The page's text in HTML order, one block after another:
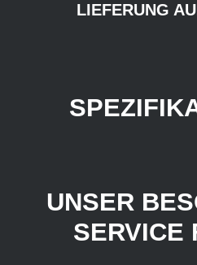
LIEFERUNG
UNSER
SERVICE